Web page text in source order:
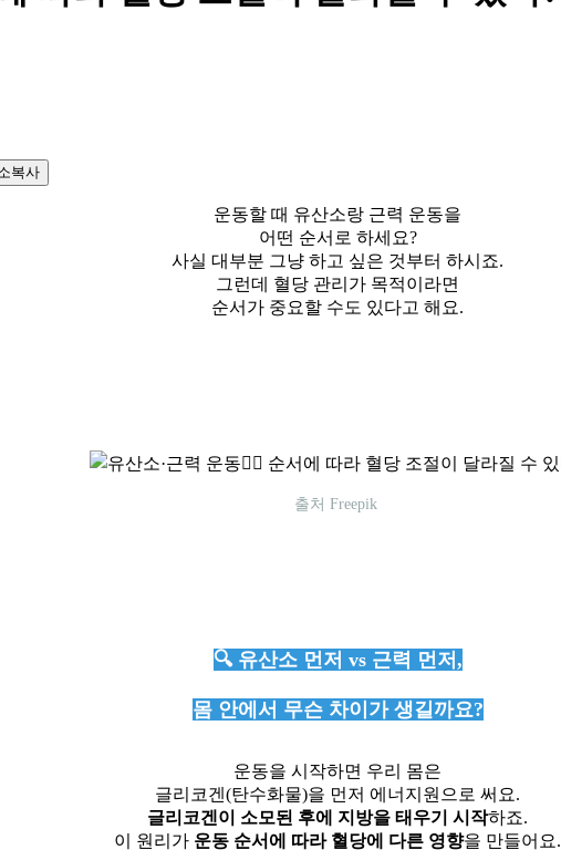
복사
운동할 때 유산소랑 근력 운동을
어떤 순서로 하세요?
사실 대부분 그냥 하고 싶은 것부터 하시죠.
그런데 혈당 관리가 목적이라면
순서가 중요할 수도 있다고 해요.
출처 Freepik
🔍 유산소 먼저 vs 근력 먼저,
몸 안에서 무슨 차이가 생길까요?
운동을 시작하면 우리 몸은
글리코겐(탄수화물)을 먼저 에너지원으로 써요.
글리코겐이 소모된 후에 지방을 태우기 시작하죠.
이 원리가 운동 순서에 따라 혈당에 다른 영향을 만들어요.